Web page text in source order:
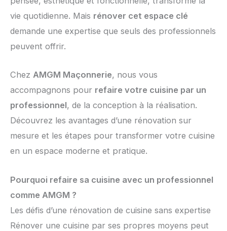
vie quotidienne. Mais rénover cet espace clé
demande une expertise que seuls des professionnels
peuvent offrir.
Chez AMGM Maçonnerie, nous vous
accompagnons pour refaire votre cuisine par un
professionnel, de la conception à la réalisation.
Découvrez les avantages d’une rénovation sur
mesure et les étapes pour transformer votre cuisine
en un espace moderne et pratique.
Pourquoi refaire sa cuisine avec un professionnel
comme AMGM ?
Les défis d’une rénovation de cuisine sans expertise
Rénover une cuisine par ses propres moyens peut